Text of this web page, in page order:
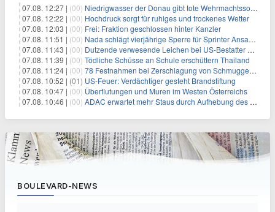
07.08. 12:27 | (00) Niedrigwasser der Donau gibt tote Wehrmachtssoldaten frei
07.08. 12:22 | (00) Hochdruck sorgt für ruhiges und trockenes Wetter
07.08. 12:03 | (00) Frei: Fraktion geschlossen hinter Kanzler
07.08. 11:51 | (00) Nada schlägt vierjährige Sperre für Sprinter Ansah vor
07.08. 11:43 | (00) Dutzende verwesende Leichen bei US-Bestatter gefunden
07.08. 11:39 | (00) Tödliche Schüsse an Schule erschüttern Thailand
07.08. 11:24 | (00) 78 Festnahmen bei Zerschlagung von Schmuggelnetzwerk in Spanien
07.08. 10:52 | (01) US-Feuer: Verdächtiger gesteht Brandstiftung
07.08. 10:47 | (00) Überflutungen und Muren im Westen Österreichs
07.08. 10:46 | (00) ADAC erwartet mehr Staus durch Aufhebung des Lkw-Fahrverbots
BOULEVARD-NEWS